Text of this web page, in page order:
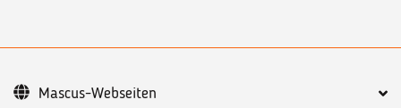
Mascus-Webseiten